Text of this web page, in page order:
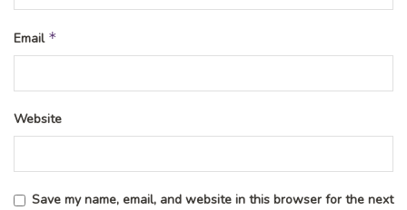
Email *
Website
Save my name, email, and website in this browser for the next